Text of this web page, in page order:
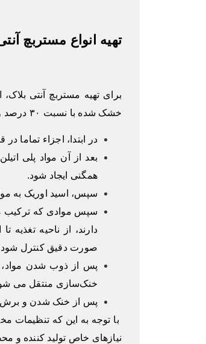
تهیه انواع مستربچ
خشک شده با نسبت ۳۰ درصد و اوریک اسید آمید با تناسب ۱۰ درصد.
در ابتدا، اجزاء تماما
بعد از آن مواد پلی
همگنی ایجاد شود.
سپس، اسید اوریک به
سپس موادی که ترکیب
دارند، از ناحیه
صورت دقیق کنترل شود
پس از ذوب شدن
خنک‌سازی منتقل می
پس از خنک شدن و برش،
با توجه به این که تنظیمات
نیازهای خاص تولید کننده و